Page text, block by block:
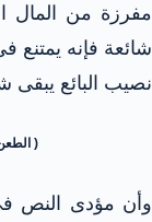
مفرزة من المال
شائعة فإنه يمتنع
نصيب البائع يبقى
( الطعن رقم ٢٧٦ لسنة